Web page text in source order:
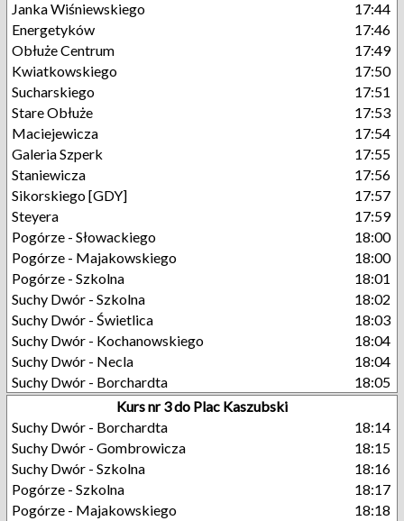
Janka Wiśniewskiego
17:44
Energetyków
17:46
Obłuże Centrum
17:49
Kwiatkowskiego
17:50
Sucharskiego
17:51
Stare Obłuże
17:53
Maciejewicza
17:54
Galeria Szperk
17:55
Staniewicza
17:56
Sikorskiego [GDY]
17:57
Steyera
17:59
Pogórze - Słowackiego
18:00
Pogórze - Majakowskiego
18:00
Pogórze - Szkolna
18:01
Suchy Dwór - Szkolna
18:02
Suchy Dwór - Świetlica
18:03
Suchy Dwór - Kochanowskiego
18:04
Suchy Dwór - Necla
18:04
Suchy Dwór - Borchardta
18:05
Kurs nr 3 do Plac Kaszubski
Suchy Dwór - Borchardta
18:14
Suchy Dwór - Gombrowicza
18:15
Suchy Dwór - Szkolna
18:16
Pogórze - Szkolna
18:17
Pogórze - Majakowskiego
18:18